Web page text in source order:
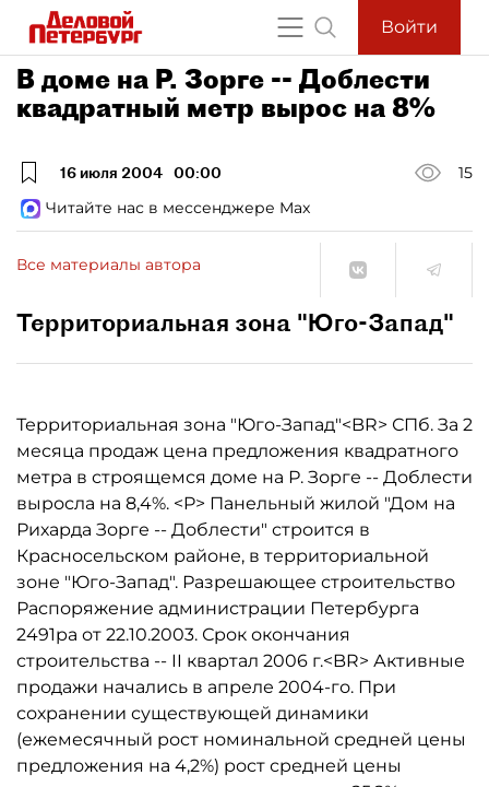
Войти
В доме на Р. Зорге -- Доблести
квадратный метр вырос на 8%
16 июля 2004 00:00
15
Читайте нас в мессенджере Max
Все материалы автора
Территориальная зона "Юго-Запад"
Территориальная зона "Юго-Запад"<BR> СПб. За 2
месяца продаж цена предложения квадратного
метра в строящемся доме на Р. Зорге -- Доблести
выросла на 8,4%. <P> Панельный жилой "Дом на
Рихарда Зорге -- Доблести" строится в
Красносельском районе, в территориальной
зоне "Юго-Запад". Разрешающее строительство
Распоряжение администрации Петербурга
2491ра от 22.10.2003. Срок окончания
строительства -- II квартал 2006 г.<BR> Активные
продажи начались в апреле 2004-го. При
сохранении существующей динамики
(ежемесячный рост номинальной средней цены
предложения на 4,2%) рост средней цены